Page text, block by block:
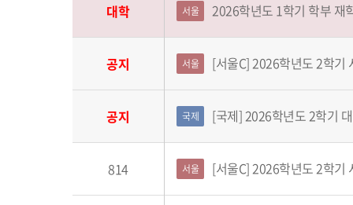
대학 서울 2026학년도 1학기 학부 재
공지 서울 [서울C] 2026학년도 2학기
공지 국제 [국제] 2026학년도 2학기
814 서울 [서울C] 2026학년도 2학기